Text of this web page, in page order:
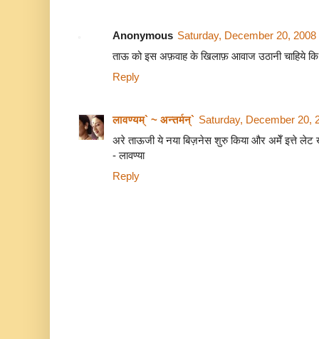
Anonymous Saturday, December 20,
ताऊ को इस अफ़वाह के खिलाफ़ आवाज उठानी चाहिये
Reply
लावण्यम्` ~ अन्तर्मन्` Saturday, December 20,
अरे ताऊजी ये नया बिज़नेस शुरु किया और अमेँ इत्ते लेट
- लावण्या
Reply